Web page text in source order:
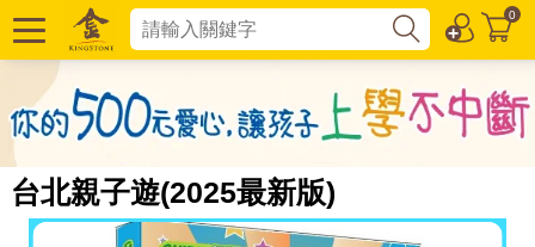
0
台北親子遊(2025最新版)